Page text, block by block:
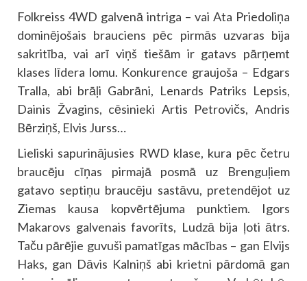
Folkreiss 4WD galvenā intriga – vai Ata Priedoliņa
dominējošais brauciens pēc pirmās uzvaras bija
sakritība, vai arī viņš tiešām ir gatavs pārņemt
klases līdera lomu. Konkurence graujoša – Edgars
Tralla, abi brāļi Gabrāni, Lenards Patriks Lepsis,
Dainis Žvagins, cēsinieki Artis Petrovičs, Andris
Bērziņš, Elvis Jurss…
Lieliski sapurinājusies RWD klase, kura pēc četru
braucēju cīņas pirmajā posmā uz Brenguļiem
gatavo septiņu braucēju sastāvu, pretendējot uz
Ziemas kausa kopvērtējuma punktiem. Igors
Makarovs galvenais favorīts, Ludzā bija ļoti ātrs.
Taču pārējie guvuši pamatīgas mācības – gan Elvijs
Haks, gan Dāvis Kalniņš abi krietni pārdomā gan